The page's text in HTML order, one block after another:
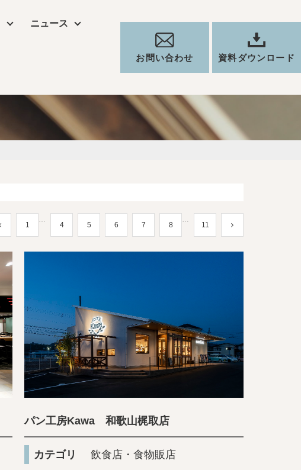
ニュース
お問い合わせ 資料ダウンロード
1
…
4 5 6 7 8
…
11
パン工房Kawa 和歌山梶取店
カテゴリ 飲食店・食物販店